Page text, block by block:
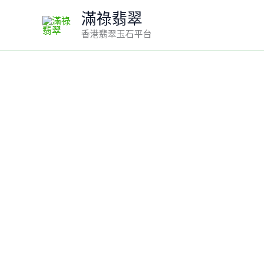
滿祿翡翠
香港翡翠玉石平台